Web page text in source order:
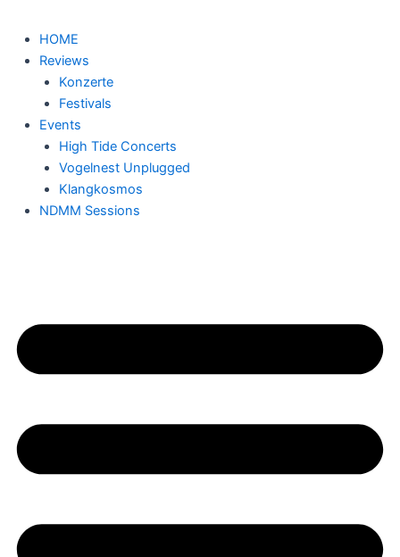
HOME
Reviews
Konzerte
Festivals
Events
High Tide Concerts
Vogelnest Unplugged
Klangkosmos
NDMM Sessions